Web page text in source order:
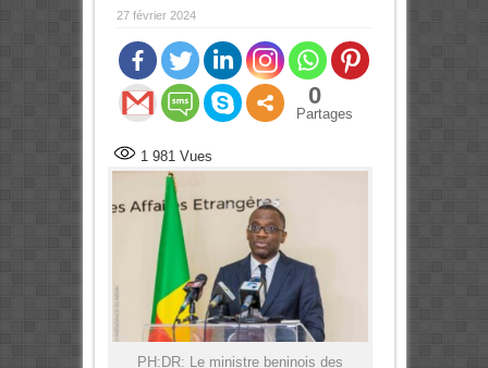
27 février 2024
0
Partages
1 981Vues
PH:DR: Le ministre beninois des